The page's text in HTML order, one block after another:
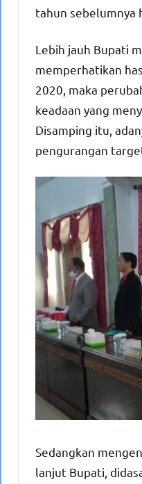
tahun sebelumnya
Lebih jauh Bupati
memperhatikan
2020, maka
keadaan yang
Disamping itu,
pengurangan
Sedangkan
lanjut Bupati,